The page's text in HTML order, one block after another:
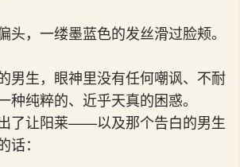
头，一缕墨蓝色的发丝滑过脸颊。
男生，眼神里没有任何嘲讽、不耐
种纯粹的、近乎天真的困惑。
了让阳莱——以及那个告白的男生
：